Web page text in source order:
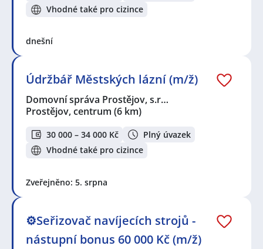
Vhodné také pro cizince
dnešní
Údržbář Městských lázní (m/ž)
Domovní správa Prostějov, s.r…
Prostějov, centrum (6 km)
30 000 – 34 000 Kč
Plný úvazek
Vhodné také pro cizince
Zveřejněno: 5. srpna
⚙️Seřizovač navíjecích strojů -
nástupní bonus 60 000 Kč (m/ž)